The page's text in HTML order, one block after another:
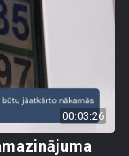
00:03:26